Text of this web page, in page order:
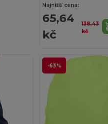
Najnižší cena:
65,64
kč
138,43
kč
-63%